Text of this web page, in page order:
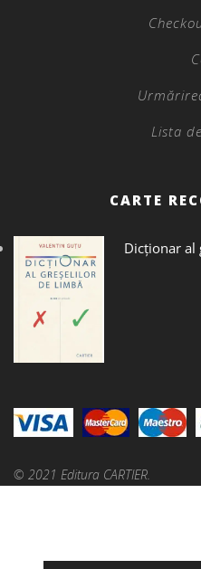
Lista
CARTE
Dicţionar al
© 2021 Editura CARTIER.